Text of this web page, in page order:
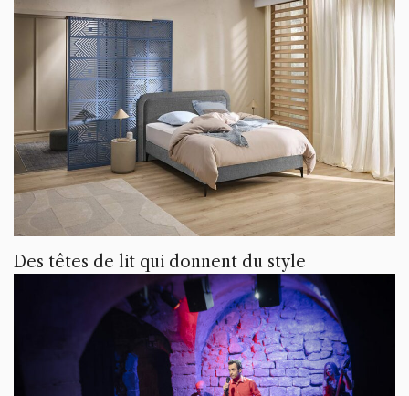
Des têtes de lit qui donnent du style